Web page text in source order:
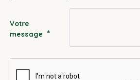
Votre
message *